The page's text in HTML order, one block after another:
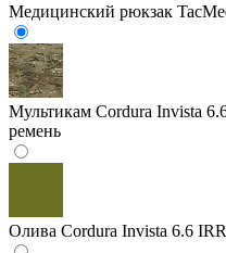
Медицинский рюкзак
Мультикам Cordura Invista
ремень
Олива Cordura Invista 6.6